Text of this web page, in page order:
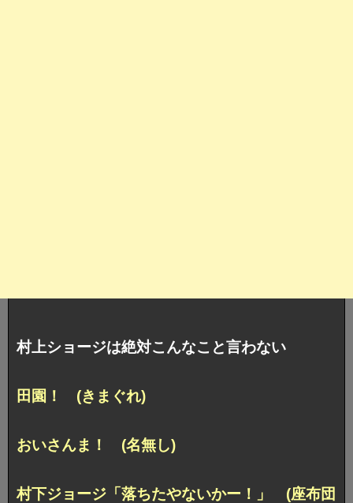
村上ショージは絶対こんなこと言わない
田園！ (きまぐれ)
おいさんま！ (名無し)
村下ジョージ「落ちたやないかー！」 (座布団